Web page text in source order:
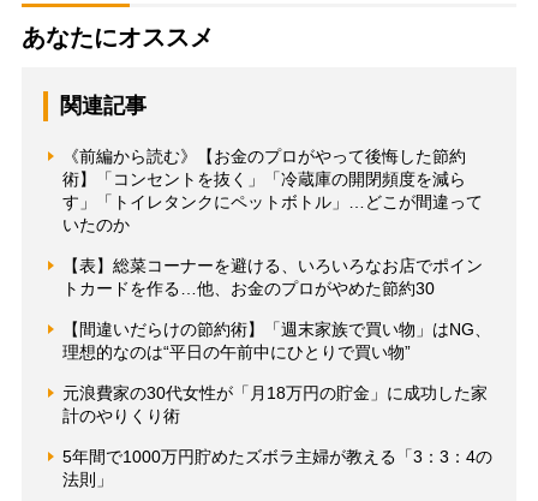
あなたにオススメ
関連記事
《前編から読む》【お金のプロがやって後悔した節約
術】「コンセントを抜く」「冷蔵庫の開閉頻度を減ら
す」「トイレタンクにペットボトル」…どこが間違って
いたのか
【表】総菜コーナーを避ける、いろいろなお店でポイン
トカードを作る…他、お金のプロがやめた節約30
【間違いだらけの節約術】「週末家族で買い物」はNG、
理想的なのは“平日の午前中にひとりで買い物”
元浪費家の30代女性が「月18万円の貯金」に成功した家
計のやりくり術
5年間で1000万円貯めたズボラ主婦が教える「3：3：4の
法則」